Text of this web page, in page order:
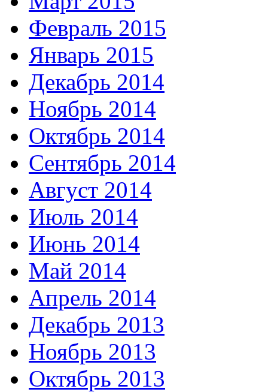
Февраль 2015
Январь 2015
Декабрь 2014
Ноябрь 2014
Октябрь 2014
Сентябрь 2014
Август 2014
Июль 2014
Июнь 2014
Май 2014
Апрель 2014
Декабрь 2013
Ноябрь 2013
Октябрь 2013